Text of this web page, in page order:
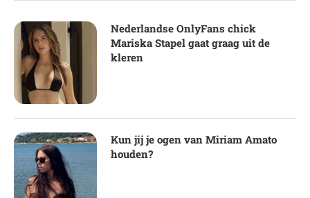
Nederlandse OnlyFans chick
Mariska Stapel gaat graag uit de
kleren
Kun jij je ogen van Miriam Amato
houden?